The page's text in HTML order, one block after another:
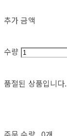
추가 금액
수량
품절된 상품입니다.